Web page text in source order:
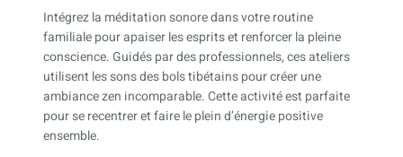
Intégrez la méditation sonore dans votre routine
familiale pour apaiser les esprits et renforcer la pleine
conscience. Guidés par des professionnels, ces ateliers
utilisent les sons des bols tibétains pour créer une
ambiance zen incomparable. Cette activité est parfaite
pour se recentrer et faire le plein d’énergie positive
ensemble.